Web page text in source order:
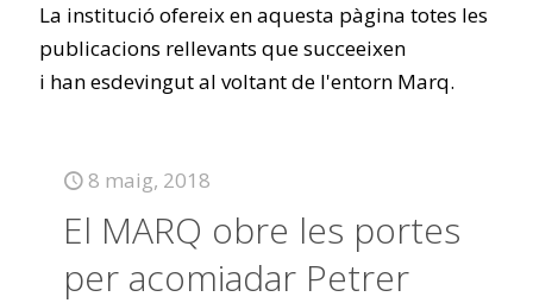
La institució ofereix en aquesta pàgina totes les
publicacions rellevants que succeeixen
i han esdevingut al voltant de l'entorn Marq.
8 maig, 2018
El MARQ obre les portes
per acomiadar Petrer